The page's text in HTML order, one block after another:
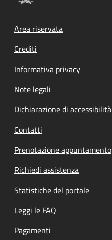
Footer menu
Area riservata
Crediti
Informativa privacy
Note legali
Dichiarazione di accessibilità
Contatti
Prenotazione appuntamento
Richiedi assistenza
Statistiche del portale
Leggi le FAQ
Pagamenti